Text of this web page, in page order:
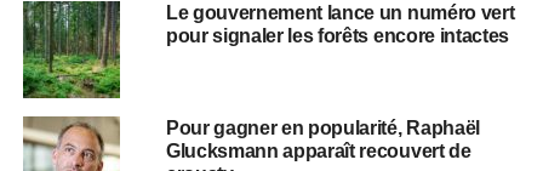
Le gouvernement lance un numéro vert
pour signaler les forêts encore intactes
Pour gagner en popularité, Raphaël
Glucksmann apparaît recouvert de